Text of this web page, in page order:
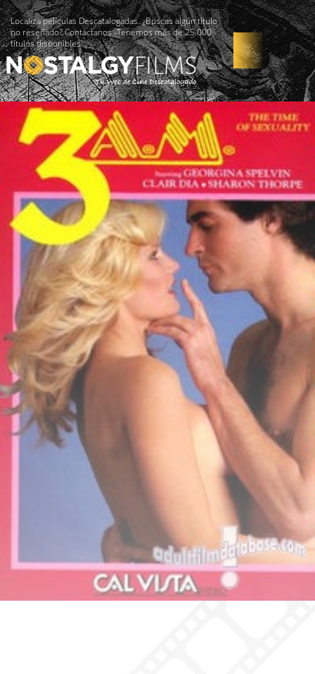
Localiza películas Descatalogadas. ¿Buscas algún título
no reseñado? Contáctanos -Tenemos más de 25.000
títulos disponibles!